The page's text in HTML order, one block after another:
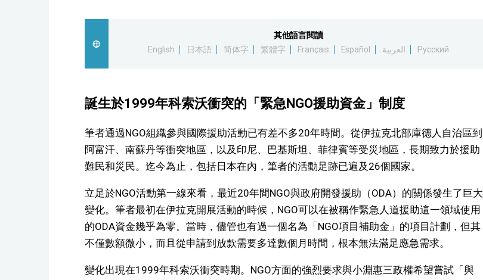
其他語言閱讀
English
日本語 简体字 繁體字 Français Español العربية Русский
誕生於1999年科索沃衝突的「緊急NGO援助資金」制度
筆者通過NGO組織參與國際援助活動已有差不多20年時間。從伊拉克北部庫德人自治區到
阿富汗、南蘇丹等衝突地區，以及印尼、巴基斯坦、菲律賓等受災地區，長期致力於援助
難民和災民。迄今為止，包括日本在內，筆者的活動足跡已遍及26個國家。
立足於NGO活動第一線來看，最近20年間NGO與政府開發援助（ODA）的關係發生了巨大
變化。筆者最初在伊拉克開展活動的時候，NGO可以在被稱作緊急人道援助這一領域使用
的ODA資金幾乎為零。當時，儘管也有過一個名為「NGO項目補助金」的項目計劃，但其
不僅數額微小，而且從申請到放款需要多達數個月時間，根本無法滿足應急需求。
變化出現在1999年科索沃衝突時期。NGO方面的強烈要求與小淵惠三政權希望嘗試「與